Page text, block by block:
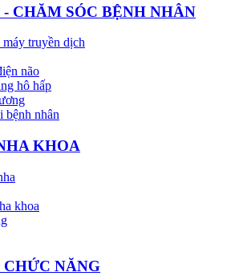
CHĂM SÓC BỆNH NHÂN
truyền dịch
não
hô hấp
bệnh nhân
KHOA
khoa
NĂNG